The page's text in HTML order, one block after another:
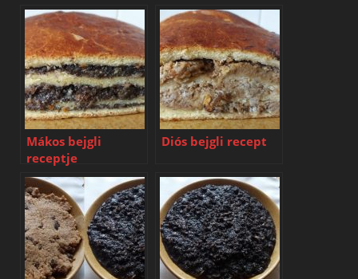
Mákos bejgli
receptje
Diós bejgli recept